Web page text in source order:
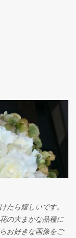
たら嬉しいです。
の大まかな品種に
お好きな画像をご